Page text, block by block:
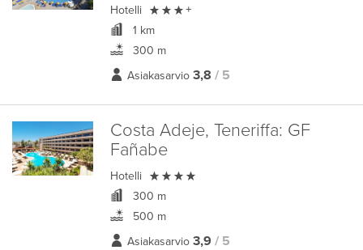
Hotelli  +
1 km
300 m
Asiakasarvio 3,8 / 5
Costa Adeje, Teneriffa: GF
Fañabe
Hotelli 
300 m
500 m
Asiakasarvio 3,9 / 5